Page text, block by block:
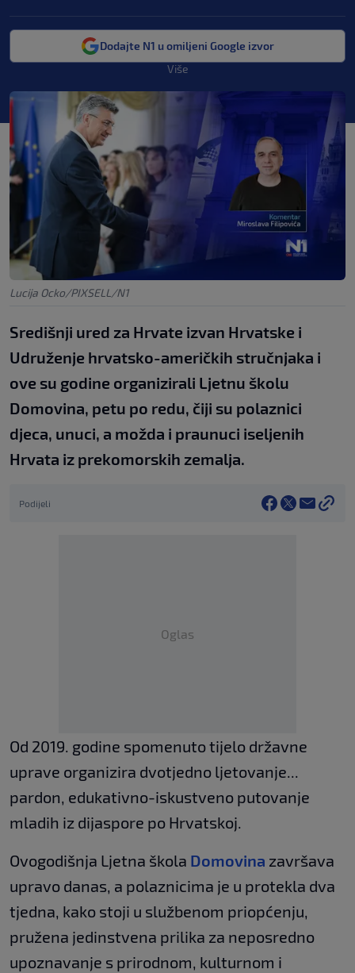
Dodajte N1 u omiljeni Google izvor
Više
Lucija Ocko/PIXSELL/N1
Središnji ured za Hrvate izvan Hrvatske i
Udruženje hrvatsko-američkih stručnjaka i
ove su godine organizirali Ljetnu školu
Domovina, petu po redu, čiji su polaznici
djeca, unuci, a možda i praunuci iseljenih
Hrvata iz prekomorskih zemalja.
Podijeli
Oglas
Od 2019. godine spomenuto tijelo državne
uprave organizira dvotjedno ljetovanje...
pardon, edukativno-iskustveno putovanje
mladih iz dijaspore po Hrvatskoj.
Ovogodišnja Ljetna škola Domovina završava
upravo danas, a polaznicima je u protekla dva
tjedna, kako stoji u službenom priopćenju,
pružena jedinstvena prilika za neposredno
upoznavanje s prirodnom, kulturnom i